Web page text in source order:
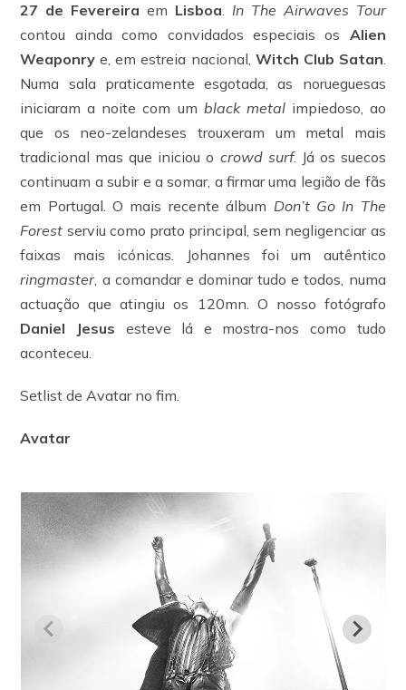
27 de Fevereiraem Lisboa. In The Airwaves Tour
contou ainda como convidados especiais os Alien
Weaponrye, em estreia nacional, Witch Club Satan.
Numa sala praticamente esgotada, as norueguesas
iniciaram a noite com um black metalimpiedoso, ao
que os neo-zelandeses trouxeram um metal mais
tradicional mas que iniciou o crowd surf. Já os suecos
continuam a subir e a somar, a firmar uma legião de fãs
em Portugal. O mais recente álbum Don’t Go In The
Forest serviu como prato principal, sem negligenciar as
faixas mais icónicas. Johannes foi um autêntico
ringmaster, a comandar e dominar tudo e todos, numa
actuação que atingiu os 120mn. O nosso fotógrafo
Daniel Jesus esteve lá e mostra-nos como tudo
aconteceu.
Setlist de Avatar no fim.
Avatar